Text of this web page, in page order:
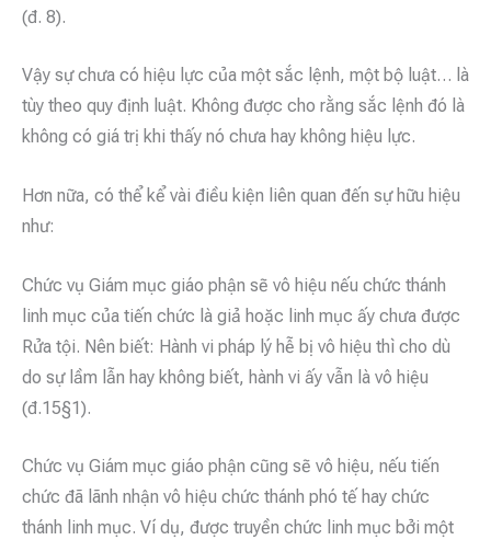
(đ. 8).
Vậy sự chưa có hiệu lực của một sắc lệnh, một bộ luật… là
tùy theo quy định luật. Không được cho rằng sắc lệnh đó là
không có giá trị khi thấy nó chưa hay không hiệu lực.
Hơn nữa, có thể kể vài điều kiện liên quan đến sự hữu hiệu
như:
Chức vụ Giám mục giáo phận sẽ vô hiệu nếu chức thánh
linh mục của tiến chức là giả hoặc linh mục ấy chưa được
Rửa tội. Nên biết: Hành vi pháp lý hễ bị vô hiệu thì cho dù
do sự lầm lẫn hay không biết, hành vi ấy vẫn là vô hiệu
(đ.15§1).
Chức vụ Giám mục giáo phận cũng sẽ vô hiệu, nếu tiến
chức đã lãnh nhận vô hiệu chức thánh phó tế hay chức
thánh linh mục. Ví dụ, được truyền chức linh mục bởi một